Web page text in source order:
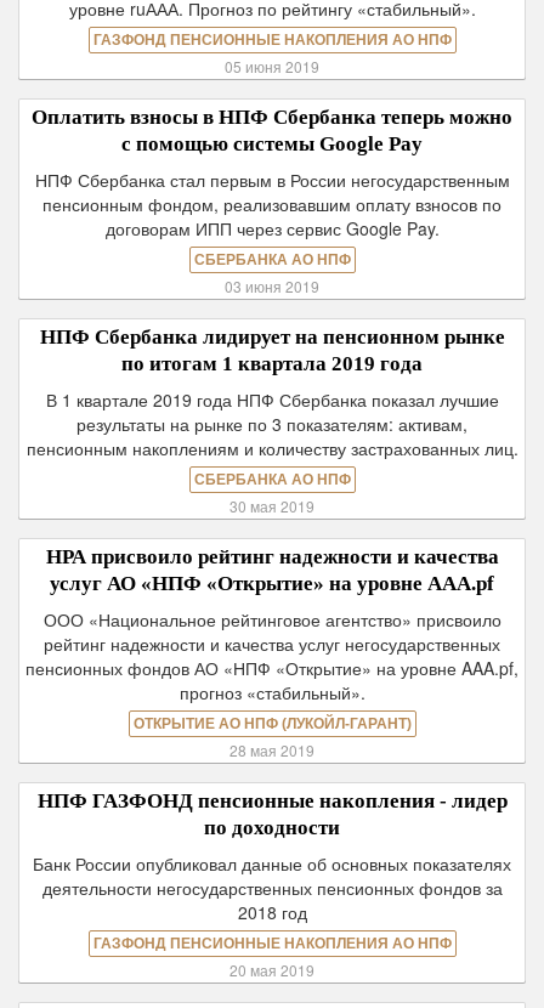
уровне ruААА. Прогноз по рейтингу «стабильный».
ГАЗФОНД ПЕНСИОННЫЕ НАКОПЛЕНИЯ АО НПФ
05 июня 2019
Оплатить взносы в НПФ Сбербанка теперь можно
с помощью системы Google Pay
НПФ Сбербанка стал первым в России негосударственным
пенсионным фондом, реализовавшим оплату взносов по
договорам ИПП через сервис Google Pay.
СБЕРБАНКА АО НПФ
03 июня 2019
НПФ Сбербанка лидирует на пенсионном рынке
по итогам 1 квартала 2019 года
В 1 квартале 2019 года НПФ Сбербанка показал лучшие
результаты на рынке по 3 показателям: активам,
пенсионным накоплениям и количеству застрахованных лиц.
СБЕРБАНКА АО НПФ
30 мая 2019
НРА присвоило рейтинг надежности и качества
услуг АО «НПФ «Открытие» на уровне ААA.pf
ООО «Национальное рейтинговое агентство» присвоило
рейтинг надежности и качества услуг негосударственных
пенсионных фондов АО «НПФ «Открытие» на уровне AAA.pf,
прогноз «стабильный».
ОТКРЫТИЕ АО НПФ (ЛУКОЙЛ-ГАРАНТ)
28 мая 2019
НПФ ГАЗФОНД пенсионные накопления - лидер
по доходности
Банк России опубликовал данные об основных показателях
деятельности негосударственных пенсионных фондов за
2018 год
ГАЗФОНД ПЕНСИОННЫЕ НАКОПЛЕНИЯ АО НПФ
20 мая 2019